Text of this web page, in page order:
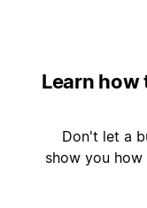
Learn
Don't
show you